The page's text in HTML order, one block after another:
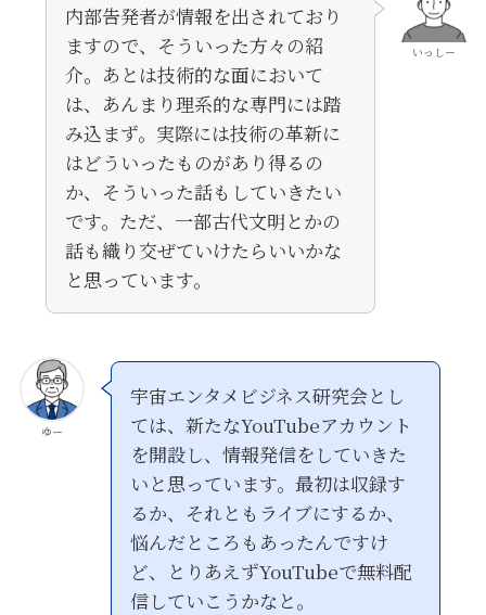
いっしー
内部告発者が情報を出されており
ますので、そういった方々の紹
介。あとは技術的な面において
は、あんまり理系的な専門には踏
み込まず。実際には技術の革新に
はどういったものがあり得るの
か、そういった話もしていきたい
です。ただ、一部古代文明とかの
話も織り交ぜていけたらいいかな
と思っています。
ゆー
宇宙エンタメビジネス研究会とし
ては、新たなYouTubeアカウント
を開設し、情報発信をしていきた
いと思っています。最初は収録す
るか、それともライブにするか、
悩んだところもあったんですけ
ど、とりあえずYouTubeで無料配
信していこうかなと。